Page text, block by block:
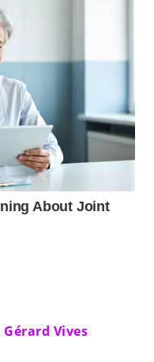
Gérard Vives